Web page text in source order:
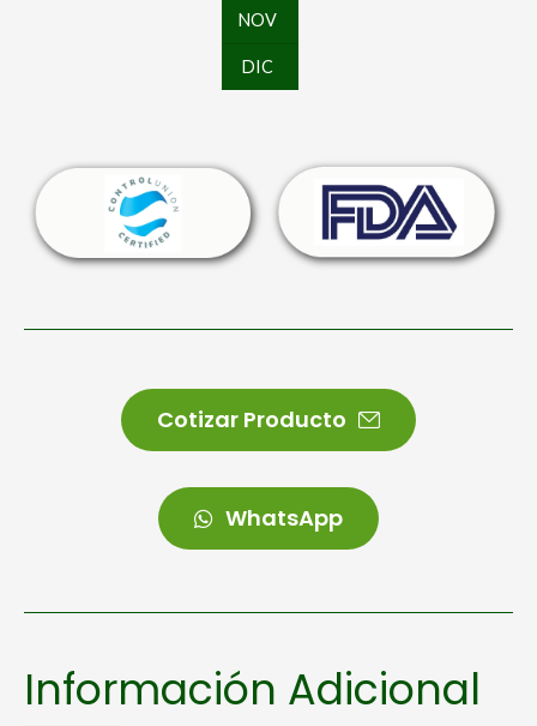
NOV
DIC
Cotizar Producto
WhatsApp
Información Adicional